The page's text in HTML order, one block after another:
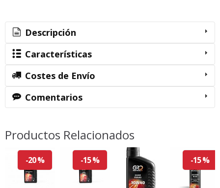
Descripción
Características
Costes de Envío
Comentarios
Productos Relacionados
-20 % -15 % -15 %